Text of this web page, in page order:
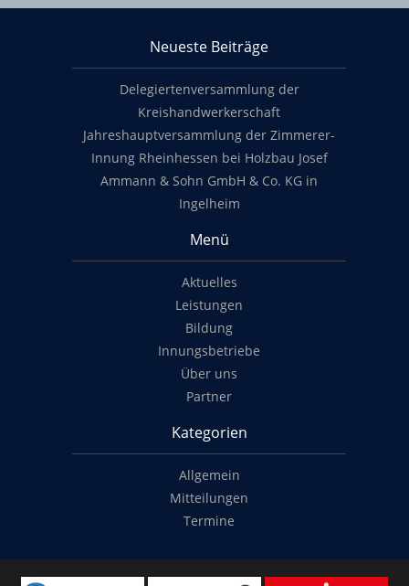
Neueste Beiträge
Delegiertenversammlung der
Kreishandwerkerschaft
Jahreshauptversammlung der Zimmerer-
Innung Rheinhessen bei Holzbau Josef
Ammann & Sohn GmbH & Co. KG in
Ingelheim
Menü
Aktuelles
Leistungen
Bildung
Innungsbetriebe
Über uns
Partner
Kategorien
Allgemein
Mitteilungen
Termine